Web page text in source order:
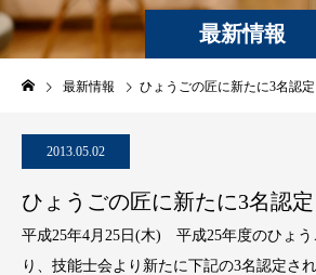
最新情報
最新情報 ひょうごの匠に新たに3名認
2013.05.02
ひょうごの匠に新たに3名認
平成25年4月25日(木) 平成25年度のひょう
り、技能士会より新たに下記の3名認定され